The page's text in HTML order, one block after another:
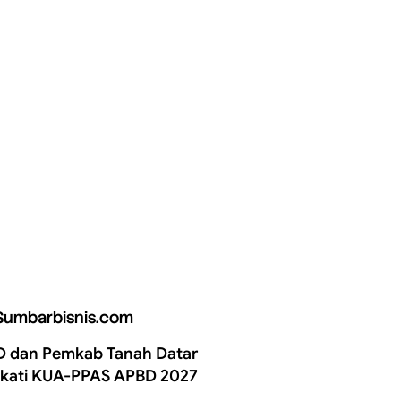
dan Pemkab Tanah Datar
KUA-PPAS APBD 2027